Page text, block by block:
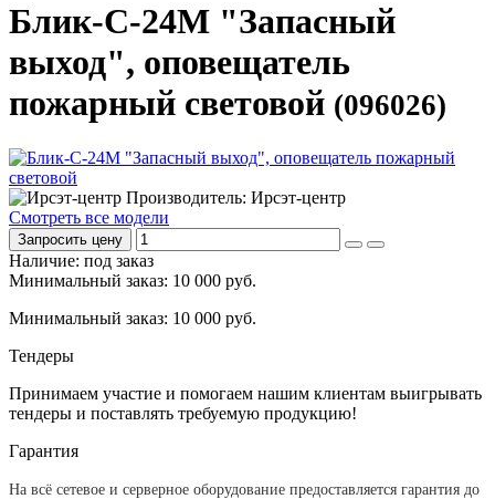
Блик-С-24М "Запасный
выход", оповещатель
пожарный световой (096026)
Производитель: Ирсэт-центр
Смотреть все модели
Запросить цену
Наличие: под заказ
Минимальный заказ: 10 000 руб.
Минимальный заказ: 10 000 руб.
Тендеры
Принимаем участие и помогаем нашим клиентам выигрывать
тендеры и поставлять требуемую продукцию!
Гарантия
На всё сетевое и серверное оборудование предоставляется гарантия до